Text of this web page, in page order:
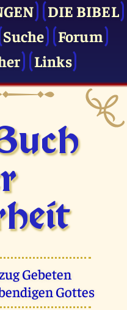
DIE BIBEL
Suche
Forum
Links
Gebeten
Gottes